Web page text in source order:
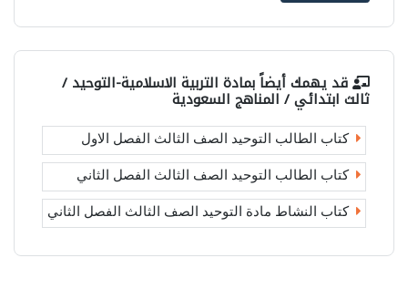
قد يهمك أيضاً بمادة التربية الاسلامية-التوحيد /
ثالث ابتدائي / المناهج السعودية
كتاب الطالب التوحيد الصف الثالث الفصل الاول
كتاب الطالب التوحيد الصف الثالث الفصل الثاني
كتاب النشاط مادة التوحيد الصف الثالث الفصل الثاني